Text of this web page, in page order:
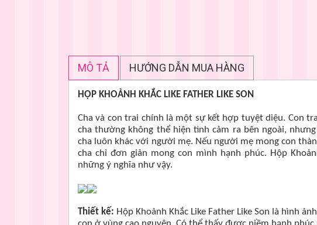
MÔ TẢ HƯỚNG DẪN MUA HÀNG
HỘP KHOẢNH KHẮC LIKE FATHER LIKE SON
Cha và con trai chính là một sự kết hợp tuyệt diệu. Con
cha thường không thể hiện tình cảm ra bên ngoài,
cha luôn khác với người mẹ. Nếu người mẹ mong con
cha chỉ đơn giản mong con mình hạnh phúc. Hộp
những ý nghĩa như vậy.
Thiết kế: Hộp Khoảnh Khắc Like Father Like Son là hình